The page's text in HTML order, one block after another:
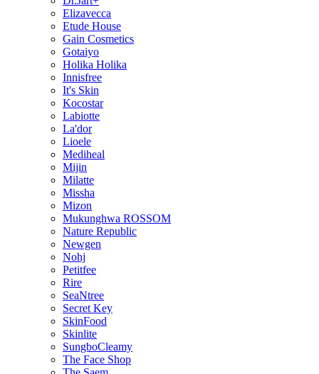
Elizavecca
Etude House
Gain Cosmetics
Gotaiyo
Holika Holika
Innisfree
It's Skin
Kocostar
Labiotte
La'dor
Lioele
Mediheal
Mijin
Milatte
Missha
Mizon
Mukunghwa ROSSOM
Nature Republic
Newgen
Nohj
Petitfee
Rire
SeaNtree
Secret Key
SkinFood
Skinlite
SungboCleamy
The Face Shop